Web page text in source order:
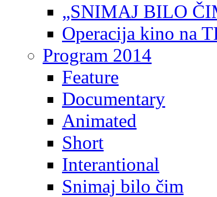
„SNIMAJ BILO
Operacija kino na
Program 2014
Feature
Documentary
Animated
Short
Interantional
Snimaj bilo čim